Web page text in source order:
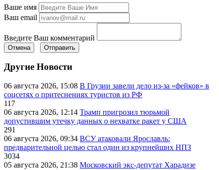
Ваше имя
Ваш email
Введите Ваш комментарий
Отмена Отправить
Другие Новости
06 августа 2026, 15:08 В Грузии завели дело из-за «фейков» в
соцсетях о притеснениях туристов из РФ
117
06 августа 2026, 12:14 Трамп пригрозил тюрьмой
допустившим утечку данных о нехватке ракет у США
291
06 августа 2026, 09:34 ВСУ атаковали Ярославль:
предварительной целью стал один из крупнейших НПЗ
3034
05 августа 2026, 21:38 Московский экс-депутат Харадизе